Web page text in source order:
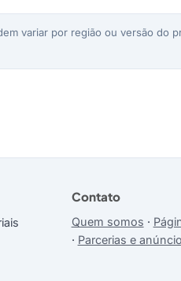
variar por região ou versão do
Contato
Quem somos ·
· Parcerias e